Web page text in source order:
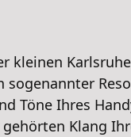
kleinen
Töne Ihres
Klang